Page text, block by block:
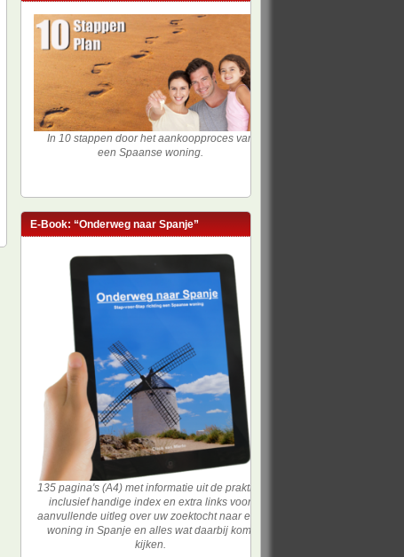
In 10 stappen door het aankoopproces van
een Spaanse woning.
E-Book: “Onderweg naar Spanje”
135 pagina's (A4) met informatie uit de praktijk,
inclusief handige index en extra links voor
aanvullende uitleg over uw zoektocht naar een
woning in Spanje en alles wat daarbij komt
kijken.